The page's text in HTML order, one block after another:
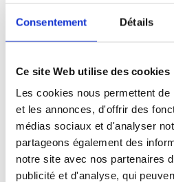
Consentement Détails
Ce site Web utilise des cookies
Les cookies nous permettent
et les annonces, d'offrir des
médias sociaux et d'analyser
partageons également des
notre site avec nos partenaires
publicité et d'analyse, qui
Profil
candidat
Qualifications et diplômes :
Profil recherché :